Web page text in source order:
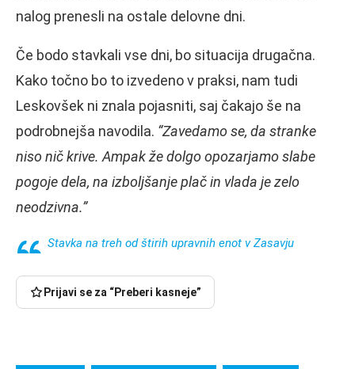
nalog prenesli na ostale delovne dni.
Če bodo stavkali vse dni, bo situacija drugačna.
Kako točno bo to izvedeno v praksi, nam tudi
Leskovšek ni znala pojasniti, saj čakajo še na
podrobnejša navodila. “Zavedamo se, da stranke
niso nič krive. Ampak že dolgo opozarjamo slabe
pogoje dela, na izboljšanje plač in vlada je zelo
neodzivna.”
Stavka na treh od štirih upravnih enot v Zasavju
Prijavi se za “Preberi kasneje”